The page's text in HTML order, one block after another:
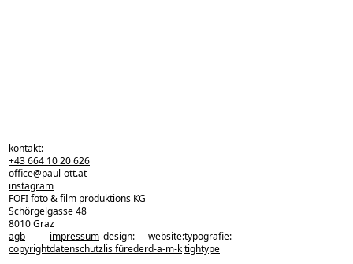
zurück zu den projekten
kontakt:
+43 664 10 20 626
office@paul-ott.at
instagram
FOFI foto & film produktions KG
Schörgelgasse 48
8010 Graz
agb
copyright
impressum
datenschutz
design:
lis füreder
website:
d-a-m-k
typografie:
tightype